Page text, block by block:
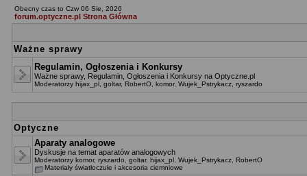
Obecny czas to Czw 06 Sie, 2026
forum.optyczne.pl Strona Główna
Ważne sprawy
Regulamin, Ogłoszenia i Konkursy
Ważne sprawy, Regulamin, Ogłoszenia i Konkursy na Optyczne.pl
Moderatorzy hijax_pl goltar, RobertO komor, Wujek_Pstrykacz ryszardo
Optyczne
Aparaty analogowe
Dyskusje na temat aparatów analogowych
Moderatorzy komor, ryszardo goltar, hijax_pl Wujek_Pstrykacz RobertO
Materiały światłoczułe i akcesoria ciemniowe